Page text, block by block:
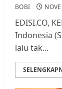
BOBI
EDISI.CO,
Indonesia
lalu tak...